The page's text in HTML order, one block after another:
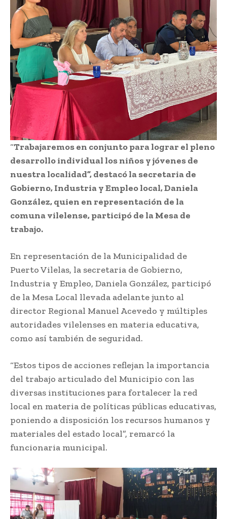
“Trabajaremos en conjunto para lograr el pleno
desarrollo individual los niños y jóvenes de
nuestra localidad”, destacó la secretaria de
Gobierno, Industria y Empleo local, Daniela
González, quien en representación de la
comuna vilelense, participó de la Mesa de
trabajo.
En representación de la Municipalidad de
Puerto Vilelas, la secretaria de Gobierno,
Industria y Empleo, Daniela González, participó
de la Mesa Local llevada adelante junto al
director Regional Manuel Acevedo y múltiples
autoridades vilelenses en materia educativa,
como así también de seguridad.
“Estos tipos de acciones reflejan la importancia
del trabajo articulado del Municipio con las
diversas instituciones para fortalecer la red
local en materia de políticas públicas educativas,
poniendo a disposición los recursos humanos y
materiales del estado local”, remarcó la
funcionaria municipal.